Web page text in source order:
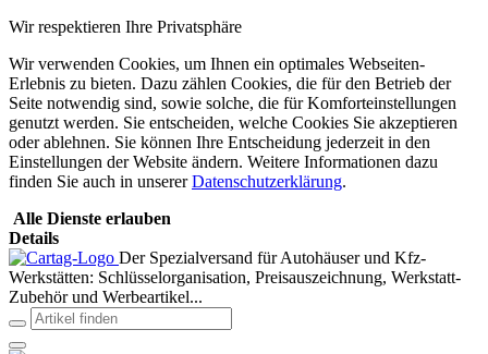
Wir respektieren Ihre Privatsphäre
Wir verwenden Cookies, um Ihnen ein optimales Webseiten-
Erlebnis zu bieten. Dazu zählen Cookies, die für den Betrieb der
Seite notwendig sind, sowie solche, die für Komforteinstellungen
genutzt werden. Sie entscheiden, welche Cookies Sie akzeptieren
oder ablehnen. Sie können Ihre Entscheidung jederzeit in den
Einstellungen der Website ändern. Weitere Informationen dazu
finden Sie auch in unsererDatenschutzerklärung.
Alle Dienste erlauben
Details
Der Spezialversand für Autohäuser und Kfz-
Werkstätten: Schlüsselorganisation, Preisauszeichnung, Werkstatt-
Zubehör und Werbeartikel...